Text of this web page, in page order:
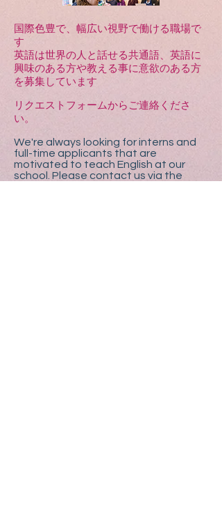
国際色豊で、幅広い視野で働ける職場で
す
英語は世界の人と話せる共通語、英語に
興味のある方や教える事に意欲のある方
を募集しています
リクエストフォームからご連絡くださ
い。
We're always looking for interns and
full-time applicants that are
motivated to teach English at our
school. Please contact us via the